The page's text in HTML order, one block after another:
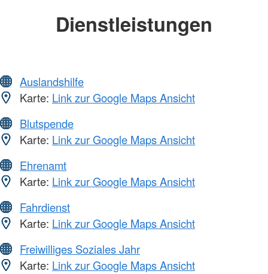
Dienstleistungen
Auslandshilfe
Karte: Link zur Google Maps Ansicht
Blutspende
Karte: Link zur Google Maps Ansicht
Ehrenamt
Karte: Link zur Google Maps Ansicht
Fahrdienst
Karte: Link zur Google Maps Ansicht
Freiwilliges Soziales Jahr
Karte: Link zur Google Maps Ansicht